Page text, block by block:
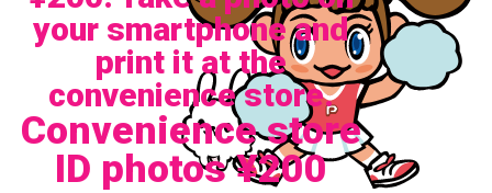
your smartphone and
print it at the
convenience store.
Convenience store
ID photos ¥200